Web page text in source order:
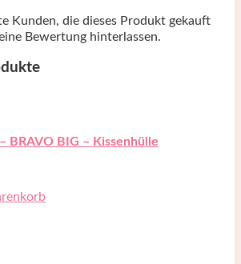
Kunden, die dieses Produkt gekauft
Bewertung hinterlassen.
BRAVO BIG – Kissenhülle